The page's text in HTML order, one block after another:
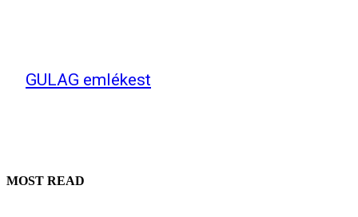
GULAG emlékest
MOST READ